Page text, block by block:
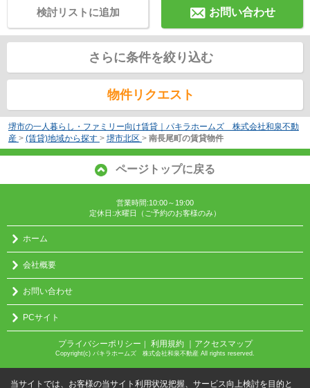
お問い合わせ
検討リストに追加
さらに条件を絞り込む
物件リクエスト
堺市の一人暮らし・ファミリー向け賃貸｜パキラホームズ 株式会社和泉不動
産 > (賃貸)地域から探す > 堺市北区 > 南長尾町の賃貸物件
ページトップに戻る
営業時間:10:00～19:00
定休日:水曜日（ご予約のお客様のみ）
ホーム
会社概要
お問い合わせ
PCサイト
プライバシーポリシー ｜ 利用規約 ｜アクセスマップ
Copyright(c) パキラホームズ 株式会社和泉不動産 All rights reserved.
当サイトでは、お客様の当サイト利用状況把握、サービス向上検討を目的と